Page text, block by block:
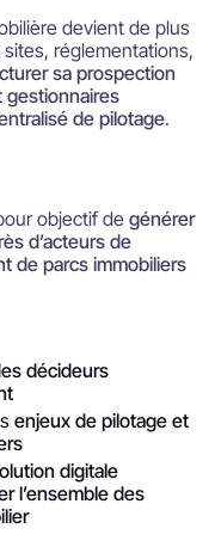
devient de plus
réglementations,
sa prospection
gestionnaires
de pilotage.
objectif de générer
d’acteurs de
de parcs immobiliers
décideurs
enjeux de pilotage et
digitale
l’ensemble des